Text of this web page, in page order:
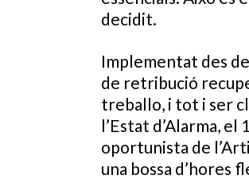
decidit.
Implementat des
de retribució
treballo, i tot i ser
l’Estat d’Alarma,
oportunista de
una bossa d’hores